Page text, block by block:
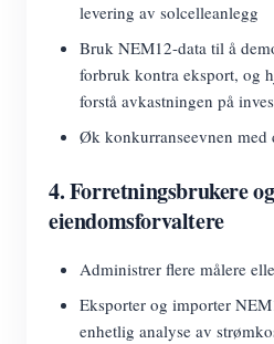
levering av solcelleanlegg
Bruk NEM12-data til å
forbruk kontra eksport, og
forstå avkastningen på
Øk konkurranseevnen med
4. Forretningsbrukere og
eiendomsforvaltere
Administrer flere målere
Eksporter og importer
enhetlig analyse av